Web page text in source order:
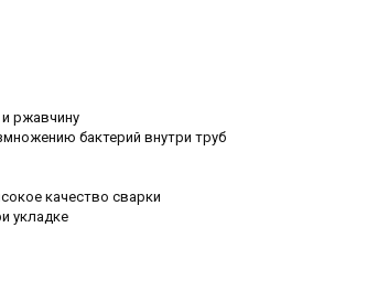
ржавчину
бактерий внутри труб
качество сварки
укладке